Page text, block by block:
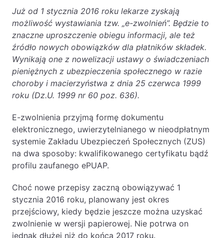
Już od 1 stycznia 2016 roku lekarze zyskają
możliwość wystawiania tzw. „e-zwolnień”. Będzie to
znaczne uproszczenie obiegu informacji, ale też
źródło nowych obowiązków dla płatników składek.
Wynikają one z nowelizacji ustawy o świadczeniach
pieniężnych z ubezpieczenia społecznego w razie
choroby i macierzyństwa z dnia 25 czerwca 1999
roku (Dz.U. 1999 nr 60 poz. 636).
E-zwolnienia przyjmą formę dokumentu
elektronicznego, uwierzytelnianego w nieodpłatnym
systemie Zakładu Ubezpieczeń Społecznych (ZUS)
na dwa sposoby: kwalifikowanego certyfikatu bądź
profilu zaufanego ePUAP.
Choć nowe przepisy zaczną obowiązywać 1
stycznia 2016 roku, planowany jest okres
przejściowy, kiedy będzie jeszcze można uzyskać
zwolnienie w wersji papierowej. Nie potrwa on
jednak dłużej niż do końca 2017 roku.